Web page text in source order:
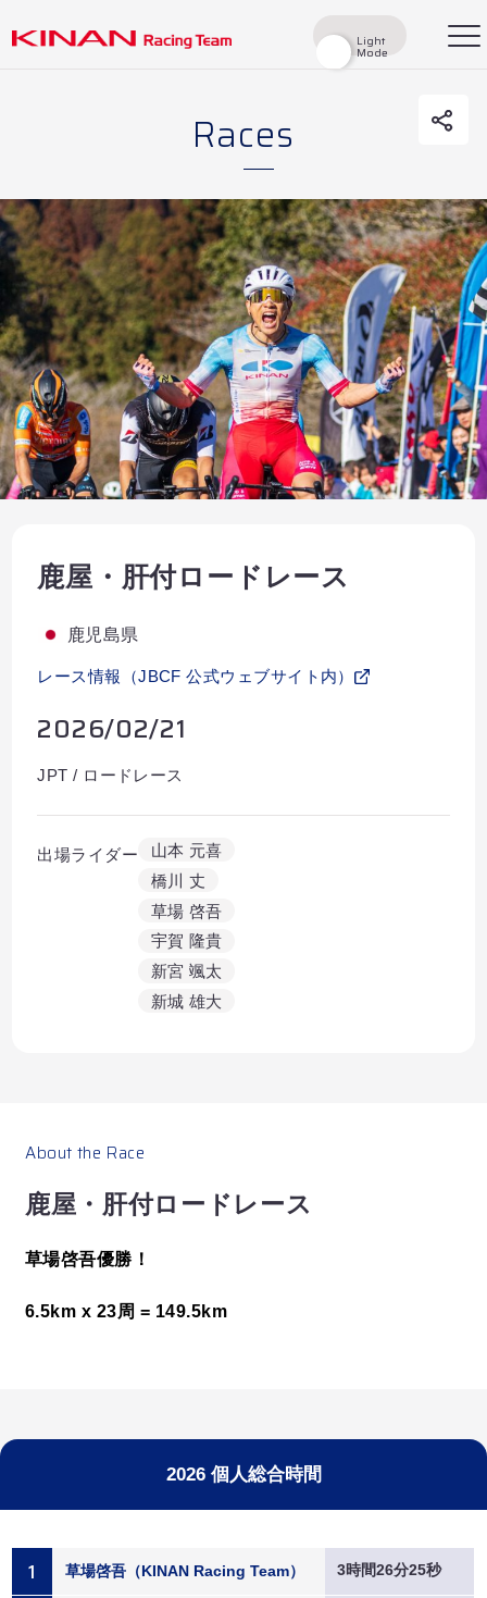
Light
Mode
Light
Mode
Top
News Races
Race Report Rider
Team History
Partners Shop
Contact
お気に入りのライダーを
Races
鹿屋・肝付ロードレース
鹿児島県
レース情報（JBCF 公式ウェブサイト内）
2026/02/21
JPT / ロードレース
出場ライダー
山本 元喜
橋川 丈
草場 啓吾
宇賀 隆貴
新宮 颯太
新城 雄大
About the Race
鹿屋・肝付ロードレース
草場啓吾優勝！
6.5km x 23周 = 149.5km
2026 個人総合時間
1 草場啓吾（KINAN Racing Team） 3時間26分25秒